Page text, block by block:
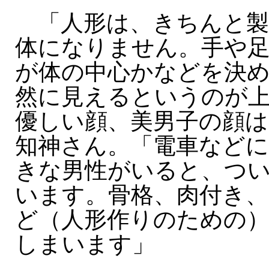
「人形は、きちんと
体になりません。手や
が体の中心かなどを決
然に見えるというのが
優しい顔、美男子の顔
知神さん。「電車など
きな男性がいると、つ
います。骨格、肉付き
ど（人形作りのための
しまいます」